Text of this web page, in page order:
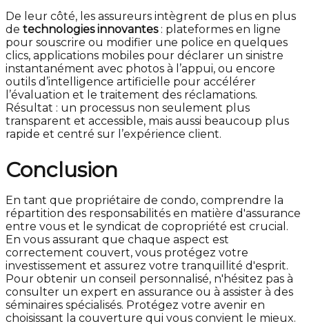
De leur côté, les assureurs intègrent de plus en plus
de technologies innovantes: plateformes en ligne
pour souscrire ou modifier une police en quelques
clics, applications mobiles pour déclarer un sinistre
instantanément avec photos à l’appui, ou encore
outils d’intelligence artificielle pour accélérer
l’évaluation et le traitement des réclamations.
Résultat : un processus non seulement plus
transparent et accessible, mais aussi beaucoup plus
rapide et centré sur l’expérience client.
Conclusion
En tant que propriétaire de condo, comprendre la
répartition des responsabilités en matière d'assurance
entre vous et le syndicat de copropriété est crucial.
En vous assurant que chaque aspect est
correctement couvert, vous protégez votre
investissement et assurez votre tranquillité d'esprit.
Pour obtenir un conseil personnalisé, n'hésitez pas à
consulter un expert en assurance ou à assister à des
séminaires spécialisés. Protégez votre avenir en
choisissant la couverture qui vous convient le mieux.